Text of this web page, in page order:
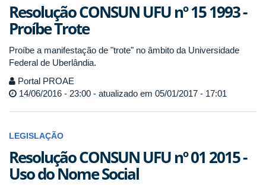
Resolução CONSUN UFU nº 15 1993 -
Proíbe Trote
Proíbe a manifestação de "trote" no âmbito da Universidade
Federal de Uberlândia.
Portal PROAE
14/06/2016 - 23:00 - atualizado em 05/01/2017 - 17:01
LEGISLAÇÃO
Resolução CONSUN UFU nº 01 2015 -
Uso do Nome Social